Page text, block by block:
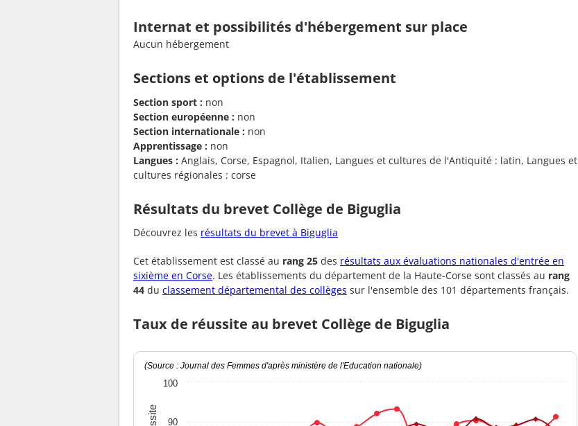
Internat et possibilités d'hébergement sur place
Aucun hébergement
Sections et options de l'établissement
Section sport : non
Section européenne : non
Section internationale : non
Apprentissage : non
Langues : Anglais, Corse, Espagnol, Italien, Langues et cultures de l'Antiquité : latin, Langues et
cultures régionales : corse
Résultats du brevet Collège de Biguglia
Découvrez les résultats du brevet à Biguglia
Cet établissement est classé au rang 25 des résultats aux évaluations nationales d'entrée en
sixième en Corse. Les établissements du département de la Haute-Corse sont classés au rang
44 du classement départemental des collèges sur l'ensemble des 101 départements français.
Taux de réussite au brevet Collège de Biguglia
(Source : Journal des Femmes d'après ministère de l'Education nationale)
90
100